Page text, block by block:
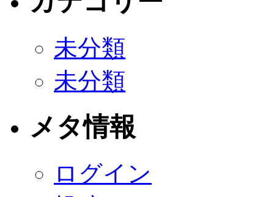
未分類
未分類
メタ情報
ログイン